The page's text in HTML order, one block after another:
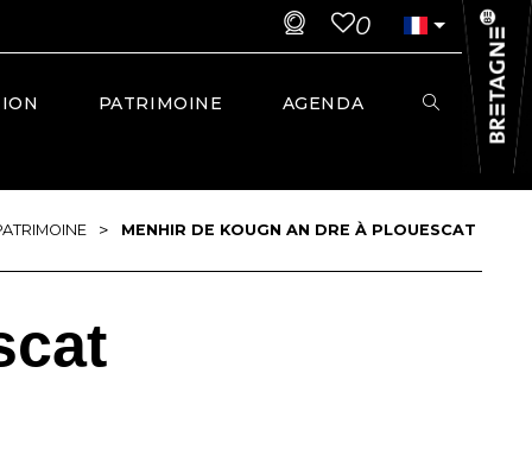
0
PATRIMOINE AGENDA
> MENHIR DE KOUGN AN DRE À PLOUESCAT